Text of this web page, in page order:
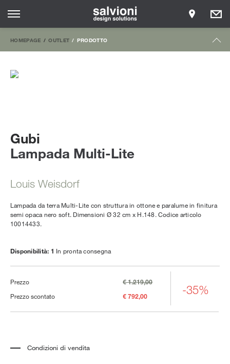
HOMEPAGE OUTLET PRODOTTO
Lampada Multi-Lite
Gubi
Louis Weisdorf
Lampada da terra Multi-Lite con struttura in ottone e paralume in finitura
semi opaca nero soft. Dimensioni Ø 32 cm x H.148. Codice articolo
10014433.
Disponibilità: 1 In pronta consegna
Prezzo
€ 1.219,00
Prezzo scontato
€ 792,00 -35%
Condizioni di vendita